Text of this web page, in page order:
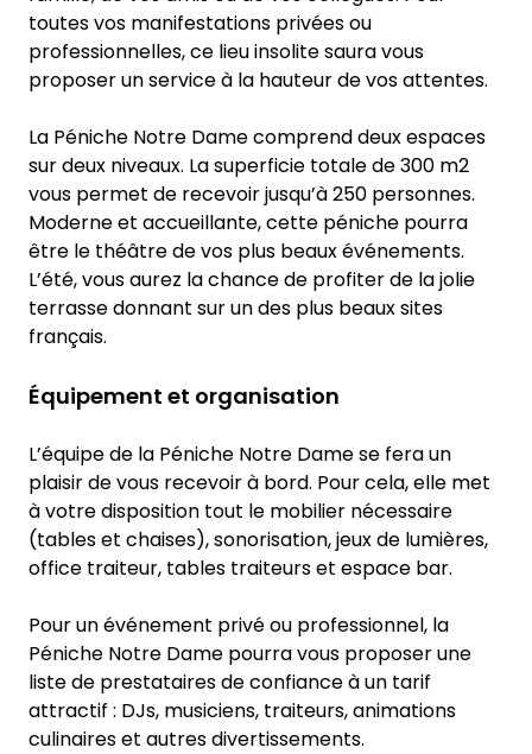
toutes vos manifestations privées ou
professionnelles, ce lieu insolite saura vous
proposer un service à la hauteur de vos attentes.
La Péniche Notre Dame comprend deux espaces
sur deux niveaux. La superficie totale de 300 m2
vous permet de recevoir jusqu’à 250 personnes.
Moderne et accueillante, cette péniche pourra
être le théâtre de vos plus beaux événements.
L’été, vous aurez la chance de profiter de la jolie
terrasse donnant sur un des plus beaux sites
français.
Équipement et organisation
L’équipe de la Péniche Notre Dame se fera un
plaisir de vous recevoir à bord. Pour cela, elle met
à votre disposition tout le mobilier nécessaire
(tables et chaises), sonorisation, jeux de lumières,
office traiteur, tables traiteurs et espace bar.
Pour un événement privé ou professionnel, la
Péniche Notre Dame pourra vous proposer une
liste de prestataires de confiance à un tarif
attractif : DJs, musiciens, traiteurs, animations
culinaires et autres divertissements.